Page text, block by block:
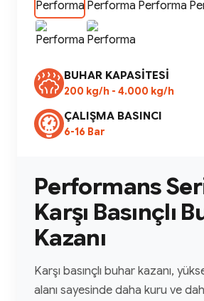
BUHAR KAPASITESI
200 kg/h - 4.000 kg/h
ÇALIŞMA BASINCI
6-16 Bar
Performans
Karşı Basınçlı
Kazanı
Karşı basınçlı buhar kazanı,
alanı sayesinde daha kuru ve